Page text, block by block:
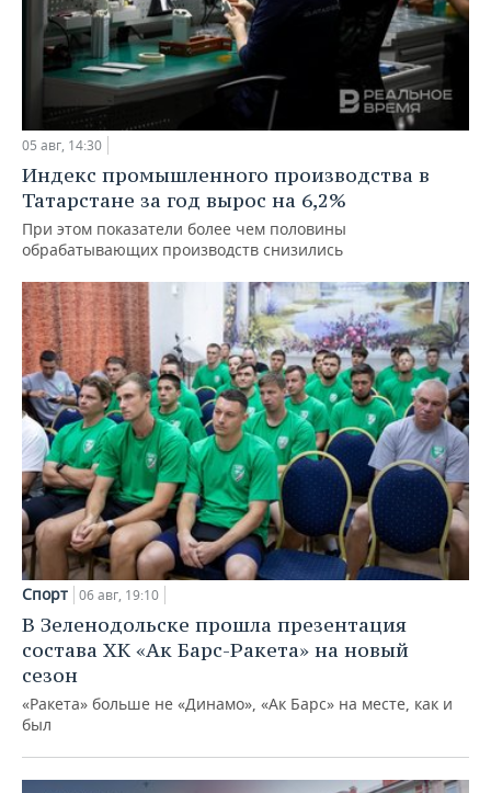
05 авг, 14:30
Индекс промышленного производства в
Татарстане за год вырос на 6,2%
При этом показатели более чем половины
обрабатывающих производств снизились
Спорт 06 авг, 19:10
В Зеленодольске прошла презентация
состава ХК «Ак Барс-Ракета» на новый
сезон
«Ракета» больше не «Динамо», «Ак Барс» на месте, как и
был